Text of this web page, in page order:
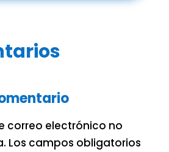
correo electrónico no
Los campos obligatorios